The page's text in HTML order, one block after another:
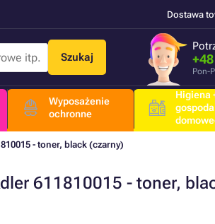
Dostawa
Szukaj
Pon-
Wyposażenie
ochronne
Higiena
- toner, black (czarny)
611810015 - toner,